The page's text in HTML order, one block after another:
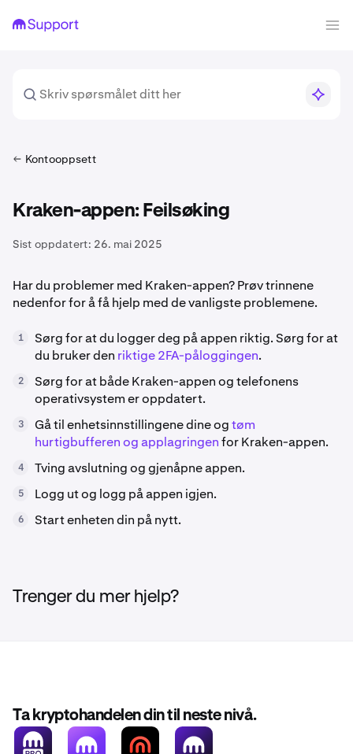
Kontooppsett
Kraken-appen: Feilsøking
Sist oppdatert: 26. mai 2025
Har du problemer med Kraken-appen? Prøv trinnene
nedenfor for å få hjelp med de vanligste problemene.
1
Sørg for at du logger deg på appen riktig. Sørg for at
du bruker den riktige 2FA-påloggingen.
2
Sørg for at både Kraken-appen og telefonens
operativsystem er oppdatert.
3 Gå til enhetsinnstillingene dine ogtøm
hurtigbufferen og applagringenfor Kraken-appen.
4 Tving avslutning og gjenåpne appen.
5 Logg ut og logg på appen igjen.
6 Start enheten din på nytt.
Trenger du mer hjelp?
Ta kryptohandelen din til neste nivå.